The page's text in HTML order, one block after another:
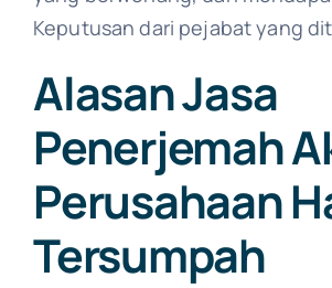
Keputusan dari pejabat yang
Alasan Jasa
Penerjemah
Perusahaan
Tersumpah